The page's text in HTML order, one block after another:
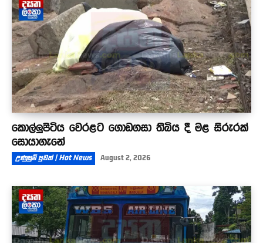
කොල්ලුපිටිය වෙරළට ගොඩගසා තිබිය දී මළ සිරුරක්
සොයාගැනේ
උණුසුම් පුවත් | Hot News August 2, 2026